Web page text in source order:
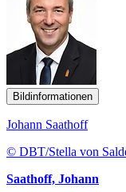
Bildinformationen
Johann Saathoff
© DBT/Stella von
Saathoff, Johann